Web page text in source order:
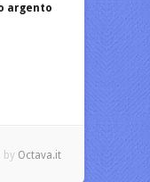
argento
by Octava.it